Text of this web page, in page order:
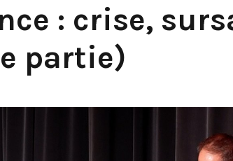
: crise,
partie)